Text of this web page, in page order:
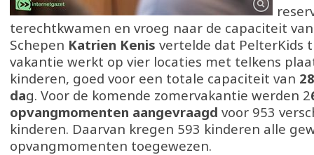
terechtkwamen en vroeg naar de capaciteit
Schepen Katrien Kenis vertelde dat PelterKids
vakantie werkt op vier locaties met telkens
kinderen, goed voor een totale capaciteit van
dag. Voor de komende zomervakantie werden 2
opvangmomenten aangevraagd voor 953
kinderen. Daarvan kregen 593 kinderen alle
opvangmomenten toegewezen.